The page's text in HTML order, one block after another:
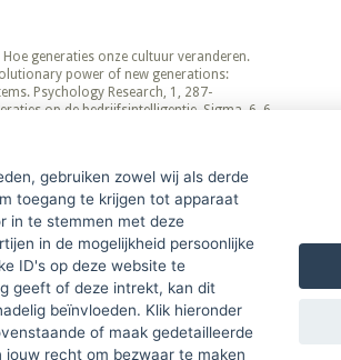
generaties onze cultuur veranderen.
power of new generations:
Psychology Research, 1, 287-
op de bedrijfsintelligentie. Sigma, 6, 6-
gebruiken zowel wij als derde
toegang te krijgen tot apparaat
in te stemmen met deze
in de mogelijkheid persoonlijke
ID's op deze website te
geeft of deze intrekt, kan dit
beïnvloeden. Klik hieronder
of maak gedetailleerde
recht om bezwaar te maken